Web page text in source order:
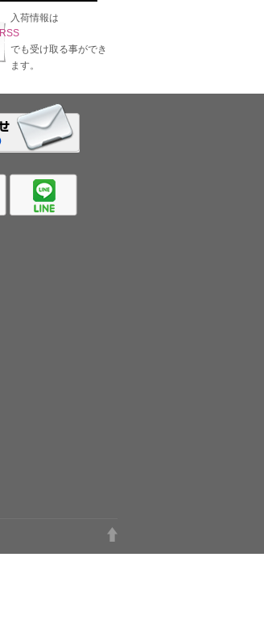
入荷情報は
RSS
でも受け取る事ができ
ます。